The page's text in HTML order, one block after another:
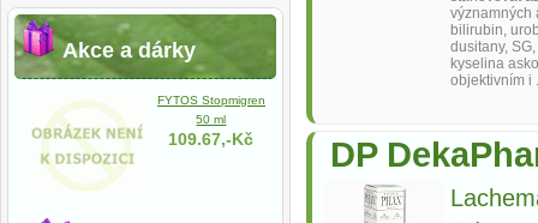
významných
bilirubin,
dusitany,
kyselina
objektivním i
DP
Akce a dárky
FYTOS Stopmigren
50 ml
109.67,-Kč